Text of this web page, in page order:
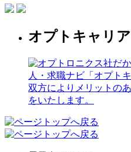
オプトキャリア